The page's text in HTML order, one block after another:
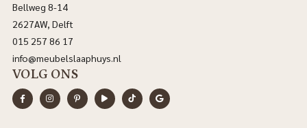
Bellweg 8-14
2627AW, Delft
015 257 86 17
info@meubelslaaphuys.nl
VOLG ONS